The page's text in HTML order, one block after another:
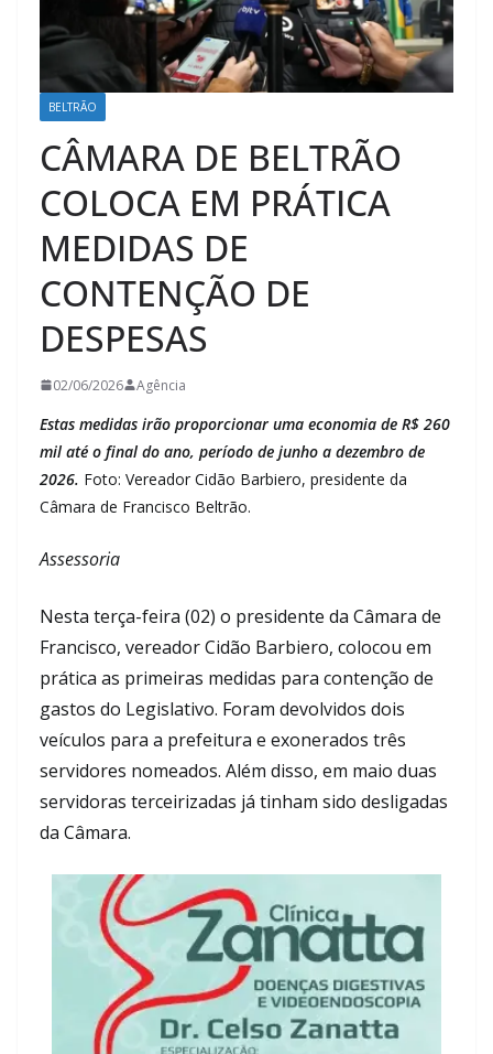
BELTRÃO
CÂMARA DE BELTRÃO
COLOCA EM PRÁTICA
MEDIDAS DE
CONTENÇÃO DE
DESPESAS
02/06/2026 Agência
Estas medidas irão proporcionar uma economia de R$ 260
mil até o final do ano, período de junho a dezembro de
2026. Foto: Vereador Cidão Barbiero, presidente da
Câmara de Francisco Beltrão.
Assessoria
Nesta terça-feira (02) o presidente da Câmara de
Francisco, vereador Cidão Barbiero, colocou em
prática as primeiras medidas para contenção de
gastos do Legislativo. Foram devolvidos dois
veículos para a prefeitura e exonerados três
servidores nomeados. Além disso, em maio duas
servidoras terceirizadas já tinham sido desligadas
da Câmara.